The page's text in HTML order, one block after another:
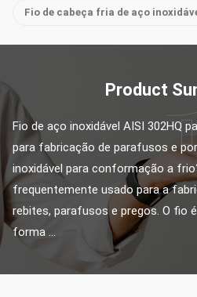
Fio de cabeça fria de aço
Product
Fio de aço inoxidável AISI 302HQ
para fabricação de parafusos e
inoxidável para conformação a
frequentemente usado para a
rebites, parafusos e pregos. O fio
forma ...